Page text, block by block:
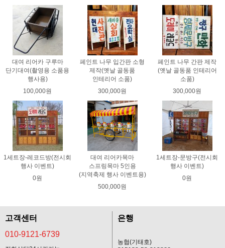
대여 리어카 구루마
단기대여(촬영용 소품용
행사용)
100,000원
페인트 나무 입간판 소형
제작(옛날 골동품
인테리어 소품)
300,000원
페인트 나무 간판 제작
(옛날 골동품 인테리어
소품)
300,000원
1세트장-레코드방(전시회
행사 이벤트)
0원
대여 리어카목마
스프링목마 5인용
(지역축제 행사 이벤트용)
500,000원
1세트장-문방구(전시회
행사 이벤트)
0원
고객센터
010-9121-6739
은행
농협(기태호)